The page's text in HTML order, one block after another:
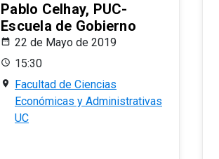
Pablo Celhay, PUC-
Escuela de Gobierno
22 de Mayo de 2019
15:30
Facultad de Ciencias
Económicas y Administrativas
UC